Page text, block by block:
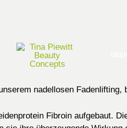
nadellosen
Fibroin aufgebaut.